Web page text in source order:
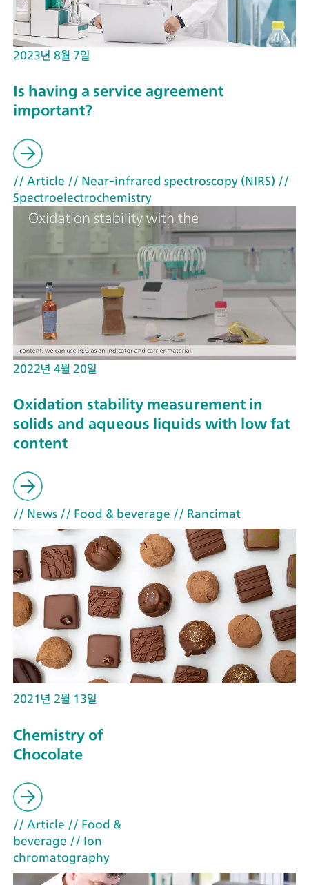
2023년 8월 7일
Is having a service agreement
important?
// Article // Near-infrared spectroscopy (NIRS) //
Spectroelectrochemistry
2022년 4월 20일
Oxidation stability measurement in
solids and aqueous liquids with low fat
content
// News // Food & beverage // Rancimat
2021년 2월 13일
Chemistry of
Chocolate
// Article // Food &
beverage // Ion
chromatography